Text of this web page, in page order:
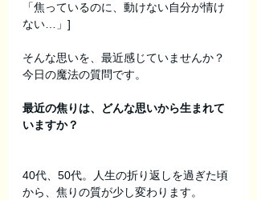
「焦っているのに、動けない自分が情け
ない…」]
そんな思いを、最近感じていませんか？
今日の魔法の質問です。
最近の焦りは、どんな思いから生まれて
いますか？
40代、50代。人生の折り返しを過ぎた頃
から、焦りの質が少し変わります。